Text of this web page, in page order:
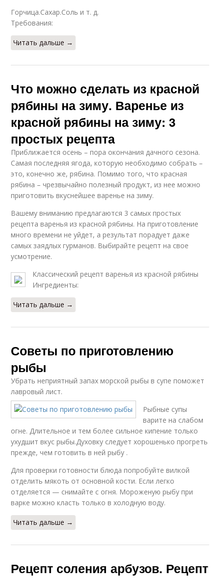
Горчица.Сахар.Соль и т. д.
Требования:
Читать дальше →
Что можно сделать из красной
рябины на зиму. Варенье из
красной рябины на зиму: 3
простых рецепта
Приближается осень – пора окончания дачного сезона.
Самая последняя ягода, которую необходимо собрать –
это, конечно же, рябина. Помимо того, что красная
рябина – чрезвычайно полезный продукт, из нее можно
приготовить вкуснейшее варенье на зиму.
Вашему вниманию предлагаются 3 самых простых
рецепта варенья из красной рябины. На приготовление
много времени не уйдет, а результат порадует даже
самых заядлых гурманов. Выбирайте рецепт на свое
усмотрение.
Классический рецепт варенья из красной рябины
Ингредиенты:
Читать дальше →
Советы по приготовлению
рыбы
Убрать неприятный запах морской рыбы в супе поможет
лавровый лист.
Рыбные супы
варите на слабом
огне. Длительное и тем более сильное кипение только
ухудшит вкус рыбы.Духовку следует хорошенько прогреть
прежде, чем готовить в ней рыбу .
Для проверки готовности блюда попробуйте вилкой
отделить мякоть от основной кости. Если легко
отделяется — снимайте с огня. Мороженую рыбу при
варке можно класть только в холодную воду.
Читать дальше →
Рецепт соления арбузов. Рецепт